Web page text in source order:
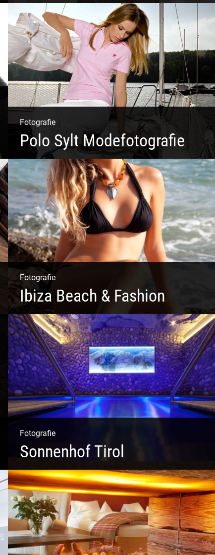
Fotografie
Polo Sylt Modefotografie
Polo Sylt Modefotografie
Fotografie
Ibiza Beach & Fashion
Ibiza Beach & Fashion
Fotografie
Sonnenhof Tirol
Freundliches Team | Moderne Zimmer | Luxuriöser Spa |
Coole Köche